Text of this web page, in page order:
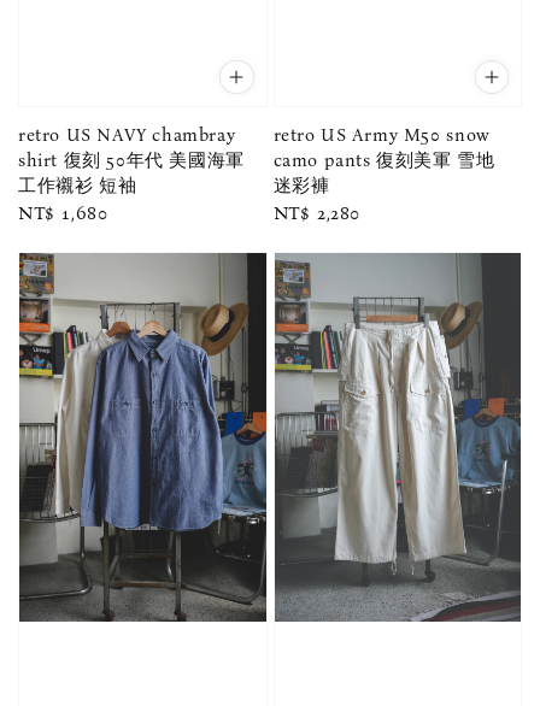
retro US NAVY chambray
shirt 復刻 50年代 美國海軍
工作襯衫 短袖
Regular
NT$ 1,680
retro US Army M50 snow
camo pants 復刻美軍 雪地
迷彩褲
Regular
NT$ 2,280